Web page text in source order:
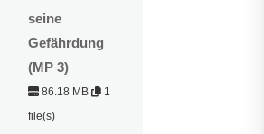
seine
Gefährdung
(MP 3)
86.18 MB
1
file(s)